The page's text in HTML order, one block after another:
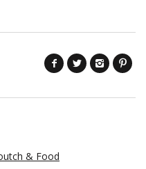
& Food